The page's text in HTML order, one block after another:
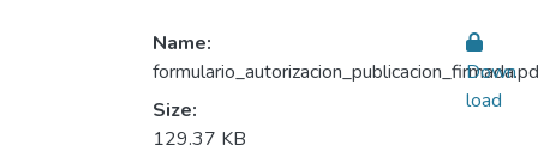
Name:
Size:
129.37 KB
Down
load